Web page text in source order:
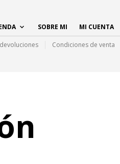
SOBRE MI MI CUENTA
Condiciones de venta